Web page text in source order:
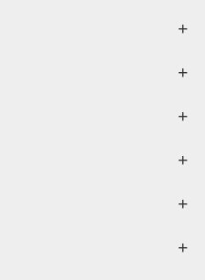
+
+
+
+
+
+